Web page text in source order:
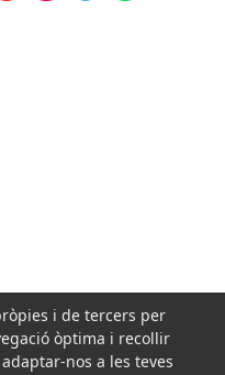
i de tercers per
òptima i recollir
nos a les teves